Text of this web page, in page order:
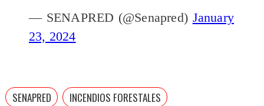
— SENAPRED (@Senapred) January
23, 2024
SENAPRED INCENDIOS FORESTALES